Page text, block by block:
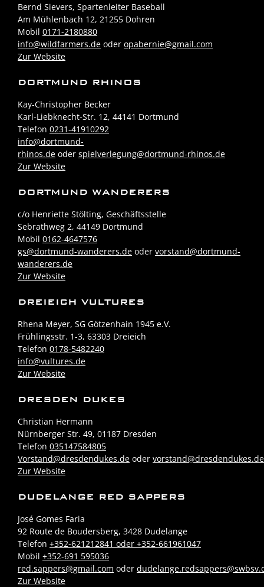
Bernd Sievers, Spartenleiter Baseball
Am Mühlenbach 12, 21255 Dohren
Mobil 0171-2180880
info@wildfarmers.de oder opabernie@gmail.com
Zur Website
DORTMUND RHINOS
Kay-Christopher Becker
Karl-Liebknecht-Str. 12, 44141 Dortmund
Telefon 0231-41910292
info@dortmund-
rhinos.de oder spielverlegung@dortmund-rhinos.de
Zur Website
DORTMUND WANDERERS
c/o Henriette Stölting, Geschäftsstelle
Sebrathweg 2, 44149 Dortmund
Mobil 0162-4647576
gs@dortmund-wanderers.de oder vorstand@dortmund-
wanderers.de
Zur Website
DREIEICH VULTURES
Rhena Meyer, SG Götzenhain 1945 e.V.
Frühlingsstr. 1-3, 63303 Dreieich
Telefon 0178-5482240
info@vultures.de
Zur Website
DRESDEN DUKES
Christian Hermann
Nürnberger Str. 49, 01187 Dresden
Telefon 035147584805
Vorstand@dresdendukes.de oder vorstand@dresdendukes.de
Zur Website
DUDELANGE RED SAPPERS
José Gomes Faria
92 Route de Boudersberg, 3428 Dudelange
Telefon +352-621212841 oder +352-661961047
Mobil +352-691 595036
red.sappers@gmail.com oder
Zur Website